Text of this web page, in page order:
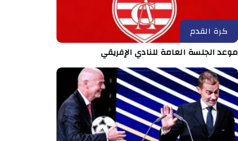
كرة القدم
موعد الجلسة العامة للنادي الإفريقي